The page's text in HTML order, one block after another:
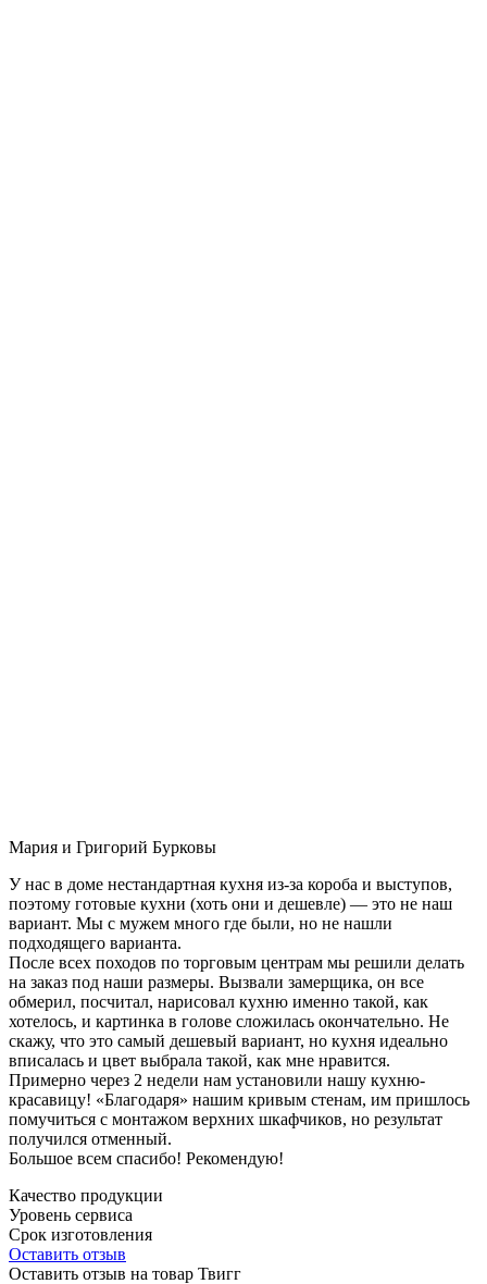
Мария и Григорий Бурковы
У нас в доме нестандартная кухня из-за короба и выступов,
поэтому готовые кухни (хоть они и дешевле) — это не наш
вариант. Мы с мужем много где были, но не нашли
подходящего варианта.
После всех походов по торговым центрам мы решили делать
на заказ под наши размеры. Вызвали замерщика, он все
обмерил, посчитал, нарисовал кухню именно такой, как
хотелось, и картинка в голове сложилась окончательно. Не
скажу, что это самый дешевый вариант, но кухня идеально
вписалась и цвет выбрала такой, как мне нравится.
Примерно через 2 недели нам установили нашу кухню-
красавицу! «Благодаря» нашим кривым стенам, им пришлось
помучиться с монтажом верхних шкафчиков, но результат
получился отменный.
Большое всем спасибо! Рекомендую!
Качество продукции
Уровень сервиса
Срок изготовления
Оставить отзыв
Оставить отзыв на товар Твигг